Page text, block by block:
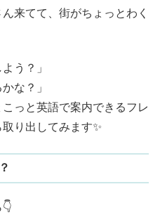
来てて、街がちょっとわく
う？」
な？」
っと英語で案内できるフレ
り出してみます✨